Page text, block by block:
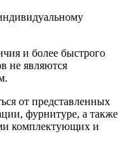
и более быстрого
не являются
от представленных
фурнитуре, а также
комплектующих и